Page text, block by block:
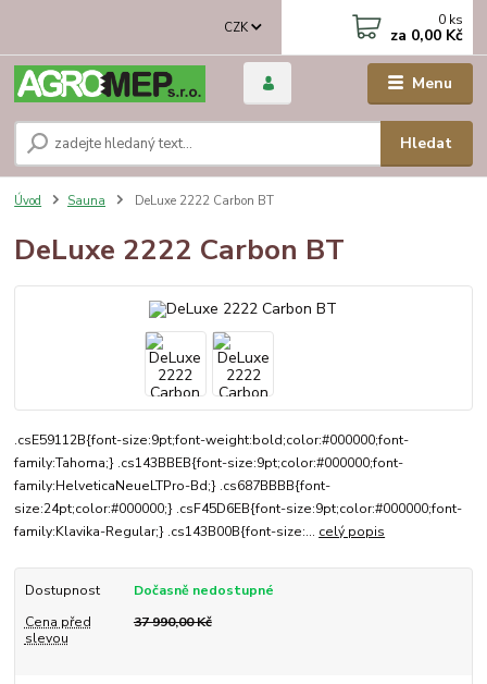
Menu
CZK
Hledat
0 ks
za 0,00 Kč
Úvod Sauna DeLuxe 2222 Carbon BT
DeLuxe 2222 Carbon BT
.csE59112B{font-size:9pt;font-weight:bold;color:#000000;font-
family:Tahoma;} .cs143BBEB{font-size:9pt;color:#000000;font-
family:HelveticaNeueLTPro-Bd;} .cs687BBBB{font-
size:24pt;color:#000000;} .csF45D6EB{font-size:9pt;color:#000000;font-
family:Klavika-Regular;} .cs143B00B{font-size:... celý popis
Dostupnost
Dočasně nedostupné
Cena před
slevou
37 990,00 Kč